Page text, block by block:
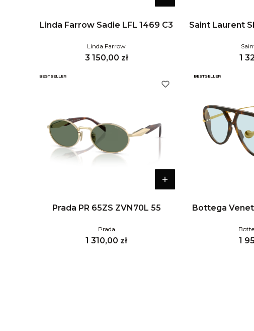
Linda Farrow Sadie LFL 1469 C3
Linda Farrow
Cena
3 150,00 zł
Saint Laurent
1
BESTSELLER
Prada PR 65ZS ZVN70L 55
Prada
Cena
1 310,00 zł
BESTSELLER
Bottega
1